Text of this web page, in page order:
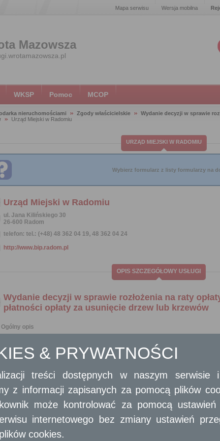
Mapa serwisu Wersja mobilna
Mazowsza
WKSP Pomoc MCOP
nieruchomościami Zgody właścicielskie
Wydanie decyzji w sprawie
Urząd Miejski w Radomiu
URZĄD MIEJSKI W RADOMIU
Wybierz formularz z listy formularzy na
Urząd Miejski w Radomiu
ul. Jana Kilińskiego 30
26-600 Radom
telefon: tel.: (+48) 48 362 04 19, 48 362 04 24
http://www.bip.radom.pl
OPIS SZCZEGÓŁOWY USŁUGI
Wydanie decyzji w sprawie rozłożenia na raty
płatności opłaty za usunięcie drzew lub krzewów
Ogólny opis
krzewów
Decyzję w sprawie rozłożenia opłaty na raty lub przesunięcia terminu
na usunięcie drzew lub krzewów.
Wniosek w sprawie składa posiadacz nieruchomości nie później niż
o naliczeniu opłaty stała się ostateczna.
Organ może rozłożyć na raty opłatę lub przesunąć termin płatności
przemawia za tym sytuacja materialna wnioskodawcy.
Wymagane dokumenty
& PRYWATNOŚCI
treści dostępnych w naszym serwisie
z informacji zapisanych za pomocą plików
może kontrolować za pomocą
internetowego bez zmiany ustawień
cookies.